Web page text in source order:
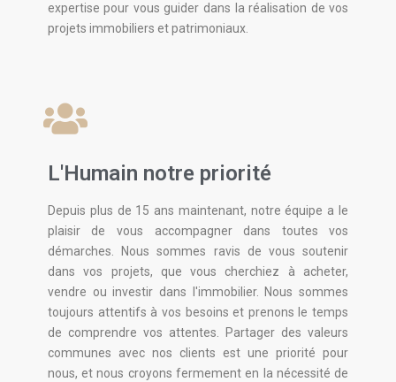
expertise pour vous guider dans la réalisation de vos
projets immobiliers et patrimoniaux.
L'Humain notre priorité
Depuis plus de 15 ans maintenant, notre équipe a le
plaisir de vous accompagner dans toutes vos
démarches. Nous sommes ravis de vous soutenir
dans vos projets, que vous cherchiez à acheter,
vendre ou investir dans l'immobilier. Nous sommes
toujours attentifs à vos besoins et prenons le temps
de comprendre vos attentes. Partager des valeurs
communes avec nos clients est une priorité pour
nous, et nous croyons fermement en la nécessité de